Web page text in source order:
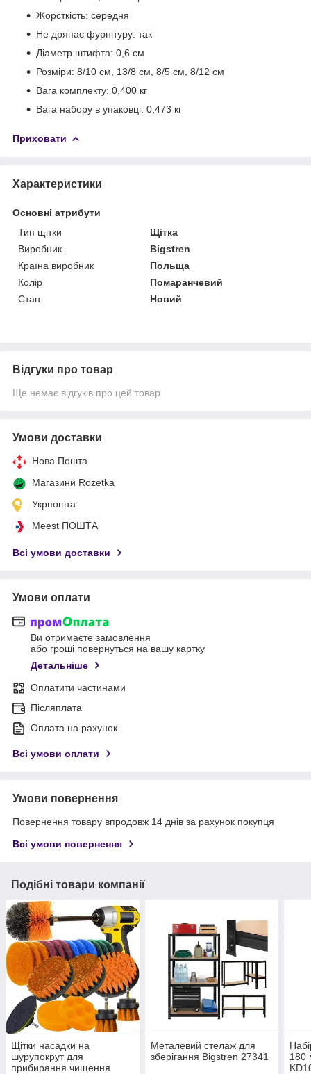
Жорсткість: середня
Не дряпає фурнітуру: так
Діаметр штифта: 0,6 см
Розміри: 8/10 см, 13/8 см, 8/5 см, 8/12 см
Вага комплекту: 0,400 кг
Вага набору в упаковці: 0,473 кг
Приховати
Характеристики
Основні атрибути
Тип щітки
Щітка
Виробник
Bigstren
Країна виробник
Польща
Колір
Помаранчевий
Стан
Новий
Відгуки про товар
Ще немає відгуків про цей товар
Умови доставки
Нова Пошта
Магазини Rozetka
Укрпошта
Meest ПОШТА
Всі умови доставки
Умови оплати
Ви отримаєте замовлення
або гроші повернуться на вашу картку
Детальніше
Оплатити частинами
Післяплата
Оплата на рахунок
Всі умови оплати
Умови повернення
Повернення товару впродовж 14 днів за рахунок покупця
Всі умови повернення
Подібні товари компанії
Щітки насадки на
шурупокрут для
прибирання чищення
Металевий стелаж для
зберігання Bigstren 27341
180